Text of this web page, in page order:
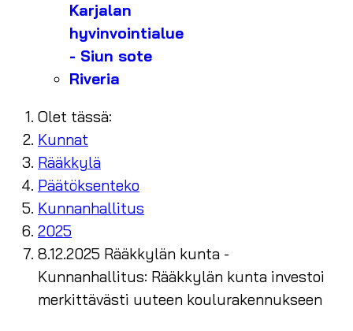
Karjalan
hyvinvointialue
- Siun sote
Riveria
Olet tässä:
Kunnat
Rääkkylä
Päätöksenteko
Kunnanhallitus
2025
8.12.2025 Rääkkylän kunta -
Kunnanhallitus: Rääkkylän kunta investoi
merkittävästi uuteen koulurakennukseen